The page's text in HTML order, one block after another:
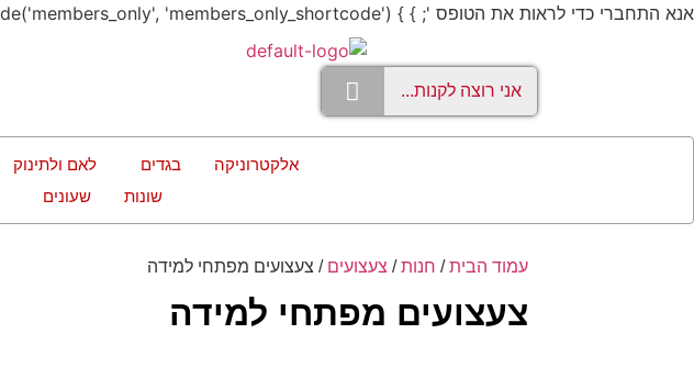
אנא התחברי כדי לראות את הטופס '; } } add_shortcode('members_only', 'members_only_shortcode');
אלקטרוניקה בגדים לאם ולתינוק
שונות
שעונים
עמוד הבית/ חנות/ צעצועים / צעצועים מפתחי למידה
צעצועים מפתחי למידה